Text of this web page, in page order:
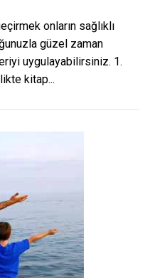
onların sağlıklı
güzel zaman
uygulayabilirsiniz. 1.
kitap...